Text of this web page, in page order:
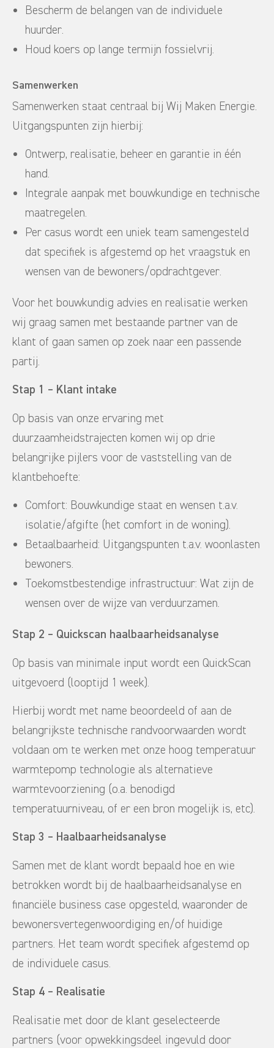
Bescherm de belangen van de individuele
huurder.
Houd koers op lange termijn fossielvrij.
Samenwerken
Samenwerken staat centraal bij Wij Maken Energie.
Uitgangspunten zijn hierbij:
Ontwerp, realisatie, beheer en garantie in één
hand.
Integrale aanpak met bouwkundige en technische
maatregelen.
Per casus wordt een uniek team samengesteld
dat specifiek is afgestemd op het vraagstuk en
wensen van de bewoners/opdrachtgever.
Voor het bouwkundig advies en realisatie werken
wij graag samen met bestaande partner van de
klant of gaan samen op zoek naar een passende
partij.
Stap 1 – Klant intake
Op basis van onze ervaring met
duurzaamheidstrajecten komen wij op drie
belangrijke pijlers voor de vaststelling van de
klantbehoefte:
Comfort: Bouwkundige staat en wensen t.a.v.
isolatie/afgifte (het comfort in de woning).
Betaalbaarheid: Uitgangspunten t.a.v. woonlasten
bewoners.
Toekomstbestendige infrastructuur: Wat zijn de
wensen over de wijze van verduurzamen.
Stap 2 – Quickscan haalbaarheidsanalyse
Op basis van minimale input wordt een QuickScan
uitgevoerd (looptijd 1 week).
Hierbij wordt met name beoordeeld of aan de
belangrijkste technische randvoorwaarden wordt
voldaan om te werken met onze hoog temperatuur
warmtepomp technologie als alternatieve
warmtevoorziening (o.a. benodigd
temperatuurniveau, of er een bron mogelijk is, etc).
Stap 3 – Haalbaarheidsanalyse
Samen met de klant wordt bepaald hoe en wie
betrokken wordt bij de haalbaarheidsanalyse en
financiële business case opgesteld, waaronder de
bewonersvertegenwoordiging en/of huidige
partners. Het team wordt specifiek afgestemd op
de individuele casus.
Stap 4 – Realisatie
Realisatie met door de klant geselecteerde
partners (voor opwekkingsdeel ingevuld door